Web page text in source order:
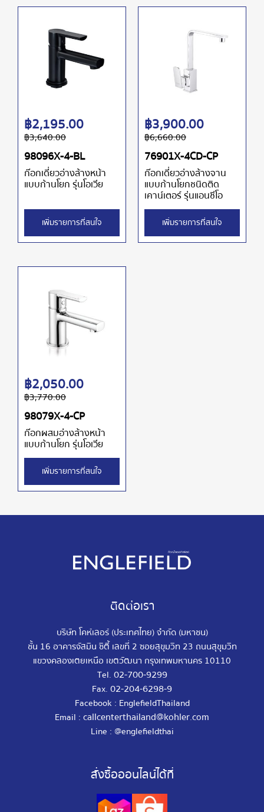
98096X-4-BL
ก๊อกเดี่ยวอ่างล้างหน้า
แบบก้านโยก รุ่นโอเวีย
฿3,640.00
฿2,195.00
เพิ่มรายการที่สนใจ
76901X-4CD-CP
ก๊อกเดี่ยวอ่างล้างจาน
แบบก้านโยกชนิดติด
เคาน์เตอร์ รุ่นแอนซีโอ
฿6,660.00
฿3,900.00
เพิ่มรายการที่สนใจ
98079X-4-CP
ก๊อกผสมอ่างล้างหน้า
แบบก้านโยก รุ่นโอเวีย
฿3,770.00
฿2,050.00
เพิ่มรายการที่สนใจ
ติดต่อเรา
บริษัท โคห์เลอร์ (ประเทศไทย) จำกัด (มหาชน)
ชั้น 16 อาคารจัสมิน ซิตี้ เลขที่ 2 ซอยสุขุมวิท 23 ถนนสุขุมวิท
แขวงคลองเตยเหนือ เขตวัฒนา กรุงเทพมหานคร 10110
Tel. 02-700-9299
Fax. 02-204-6298-9
Facebook : EnglefieldThailand
Email : callcenterthailand@kohler.com
Line : @englefieldthai
สั่งซื้อออนไลน์ได้ที่